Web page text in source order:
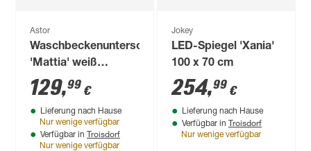
Astor
Waschbeckenunterschrank
'Mattia' weiß
glänzend 52,7 x 55,9
x 31,6 cm
129,99 €
Lieferung nach Hause
Nur wenige verfügbar
Verfügbar in Troisdorf
Nur wenige verfügbar
Jokey
LED-Spiegel 'Xania'
100 x 70 cm
254,99 €
Lieferung nach Hause
Verfügbar in Troisdorf
Nur wenige verfügbar